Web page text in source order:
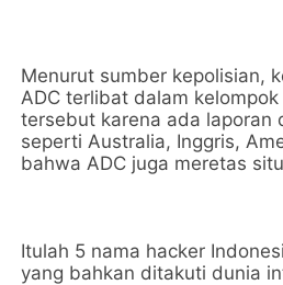
Menurut sumber kepolisian,
ADC terlibat dalam
tersebut karena ada laporan
seperti Australia, Inggris,
bahwa ADC juga meretas
Itulah 5 nama hacker
yang bahkan ditakuti dunia